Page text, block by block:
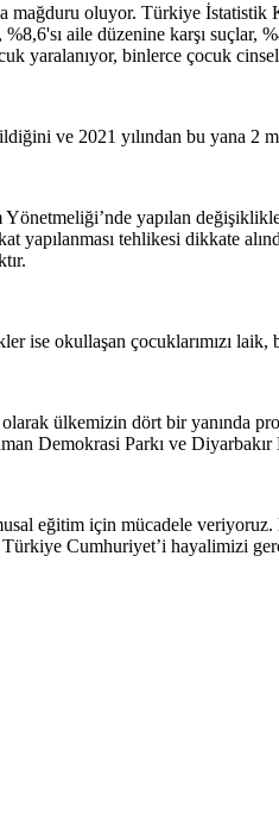
da mağduru oluyor. Türkiye
aile düzenine karşı suçlar,
yaralanıyor, binlerce çocuk
ve 2021 yılından bu yana 2
yapılan
tehlikesi dikkate
okullaşan çocuklarımızı laik,
ülkemizin dört bir yanında
Demokrasi Parkı ve
eğitim için mücadele
Cumhuriyet’i hayalimizi